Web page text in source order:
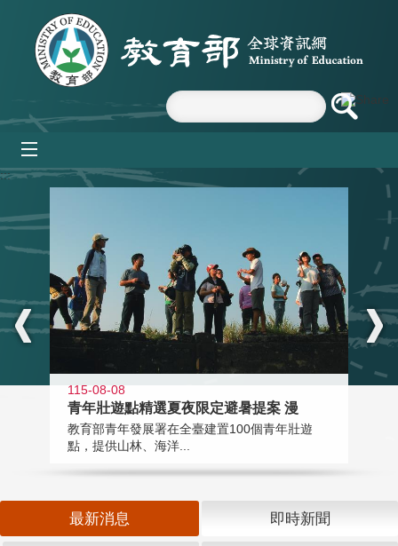
跳到主要內容區塊
:::
115-08-08
青年壯遊點精選夏夜限定避暑提案 漫
教育部青年發展署在全臺建置100個青年壯遊
點，提供山林、海洋...
最新消息 即時新聞